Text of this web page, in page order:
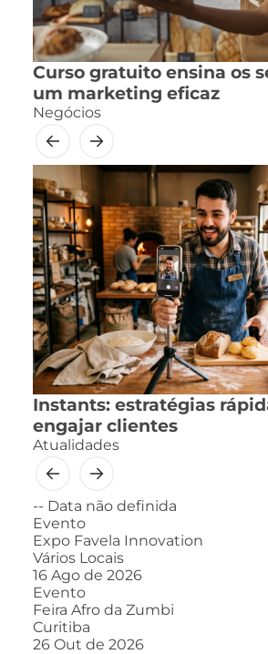
Curso gratuito ensina os
um marketing eficaz
Negócios
Instants: estratégias
engajar clientes
Atualidades
-- Data não definida
Evento
Expo Favela Innovation
Vários Locais
16 Ago de 2026
Evento
Feira Afro da Zumbi
Curitiba
26 Out de 2026